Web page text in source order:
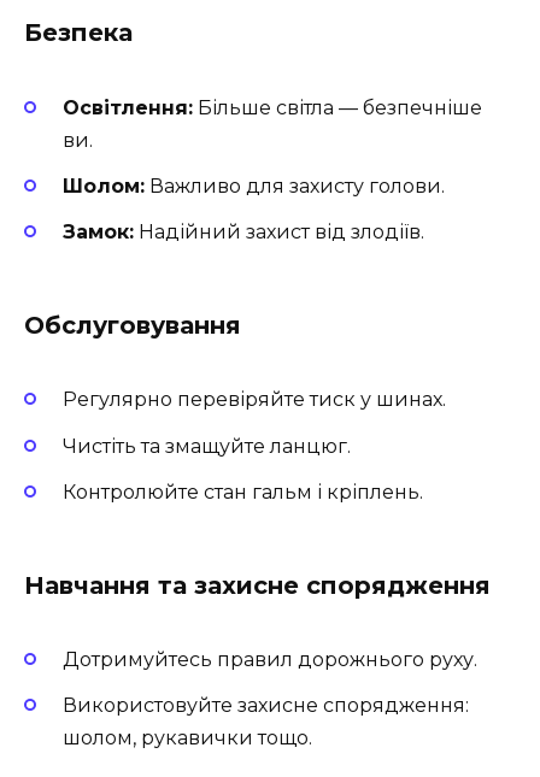
Безпека
Освітлення: Більше світла — безпечніше
ви.
Шолом: Важливо для захисту голови.
Замок: Надійний захист від злодіїв.
Обслуговування
Регулярно перевіряйте тиск у шинах.
Чистіть та змащуйте ланцюг.
Контролюйте стан гальм і кріплень.
Навчання та захисне спорядження
Дотримуйтесь правил дорожнього руху.
Використовуйте захисне спорядження:
шолом, рукавички тощо.